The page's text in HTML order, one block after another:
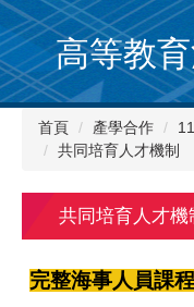
跳
到
主
要
內
高等教
首頁 產學合作
共同培育人才機制
共同培育人才機
完整海事人員課